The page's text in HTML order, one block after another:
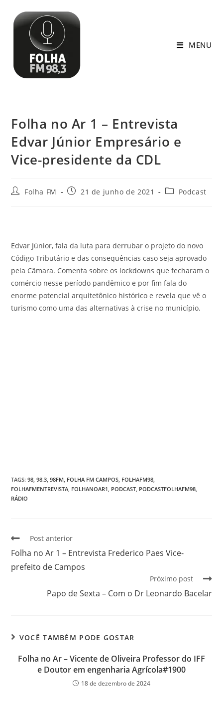
MENU
Folha no Ar 1 – Entrevista
Edvar Júnior Empresário e
Vice-presidente da CDL
Folha FM 21 de junho de 2021 Podcast
Edvar Júnior, fala da luta para derrubar o projeto do novo
Código Tributário e das consequências caso seja aprovado
pela Câmara. Comenta sobre os lockdowns que fecharam o
comércio nesse período pandêmico e por fim fala do
enorme potencial arquitetônico histórico e revela que vê o
turismo como uma das alternativas à crise no município.
TAGS:98 98.3 98FM FOLHA FM CAMPOS FOLHAFM98
FOLHAFMENTREVISTA FOLHANOAR1 PODCAST PODCASTFOLHAFM98
RÁDIO
Post anterior
Folha no Ar 1 – Entrevista Frederico Paes Vice-
prefeito de Campos
Próximo post
Papo de Sexta – Com o Dr Leonardo Bacelar
VOCÊ TAMBÉM PODE GOSTAR
Folha no Ar – Vicente de Oliveira Professor do IFF
e Doutor em engenharia Agrícola#1900
18 de dezembro de 2024